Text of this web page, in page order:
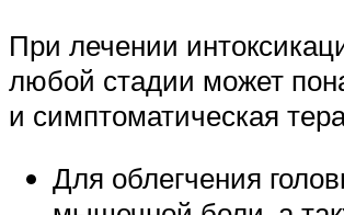
При лечении
любой стадии может
и симптоматическая
Для облегчения